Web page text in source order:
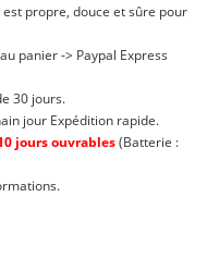
propre, douce et sûre pour
panier -> Paypal Express
30 jours.
jour Expédition rapide.
jours ouvrables(Batterie :